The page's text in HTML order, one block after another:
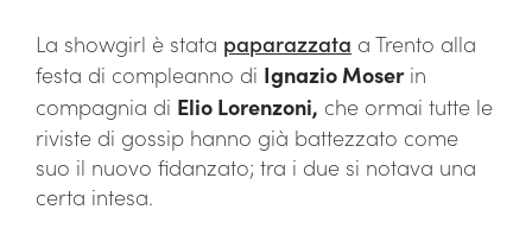
La showgirl è stata paparazzata a Trento alla
festa di compleanno di Ignazio Moserin
compagnia di Elio Lorenzoni, che ormai tutte le
riviste di gossip hanno già battezzato come
suo il nuovo fidanzato; tra i due si notava una
certa intesa.